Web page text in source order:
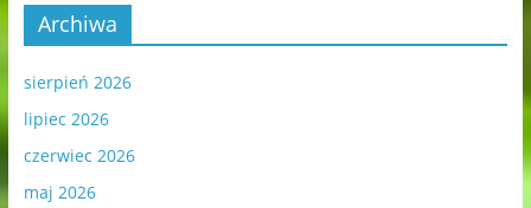
Archiwa
sierpień 2026
lipiec 2026
czerwiec 2026
maj 2026